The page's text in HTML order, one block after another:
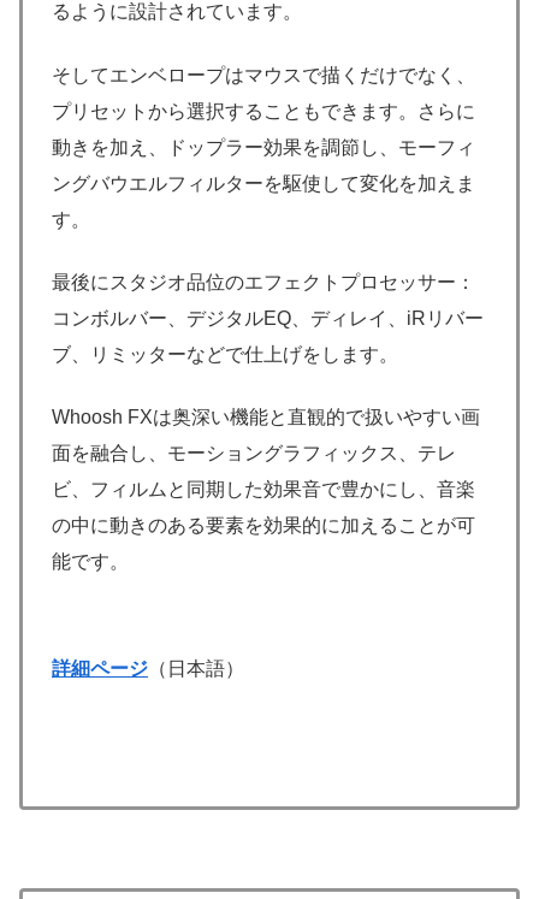
るように設計されています。
そしてエンベロープはマウスで描くだけでなく、
プリセットから選択することもできます。さらに
動きを加え、ドップラー効果を調節し、モーフィ
ングバウエルフィルターを駆使して変化を加えま
す。
最後にスタジオ品位のエフェクトプロセッサー：
コンボルバー、デジタルEQ、ディレイ、iRリバー
ブ、リミッターなどで仕上げをします。
Whoosh FXは奥深い機能と直観的で扱いやすい画
面を融合し、モーショングラフィックス、テレ
ビ、フィルムと同期した効果音で豊かにし、音楽
の中に動きのある要素を効果的に加えることが可
能です。
詳細ページ （日本語）